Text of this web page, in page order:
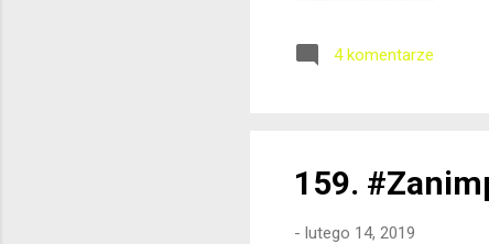
4 komentarze
159.
- lutego 14, 2019